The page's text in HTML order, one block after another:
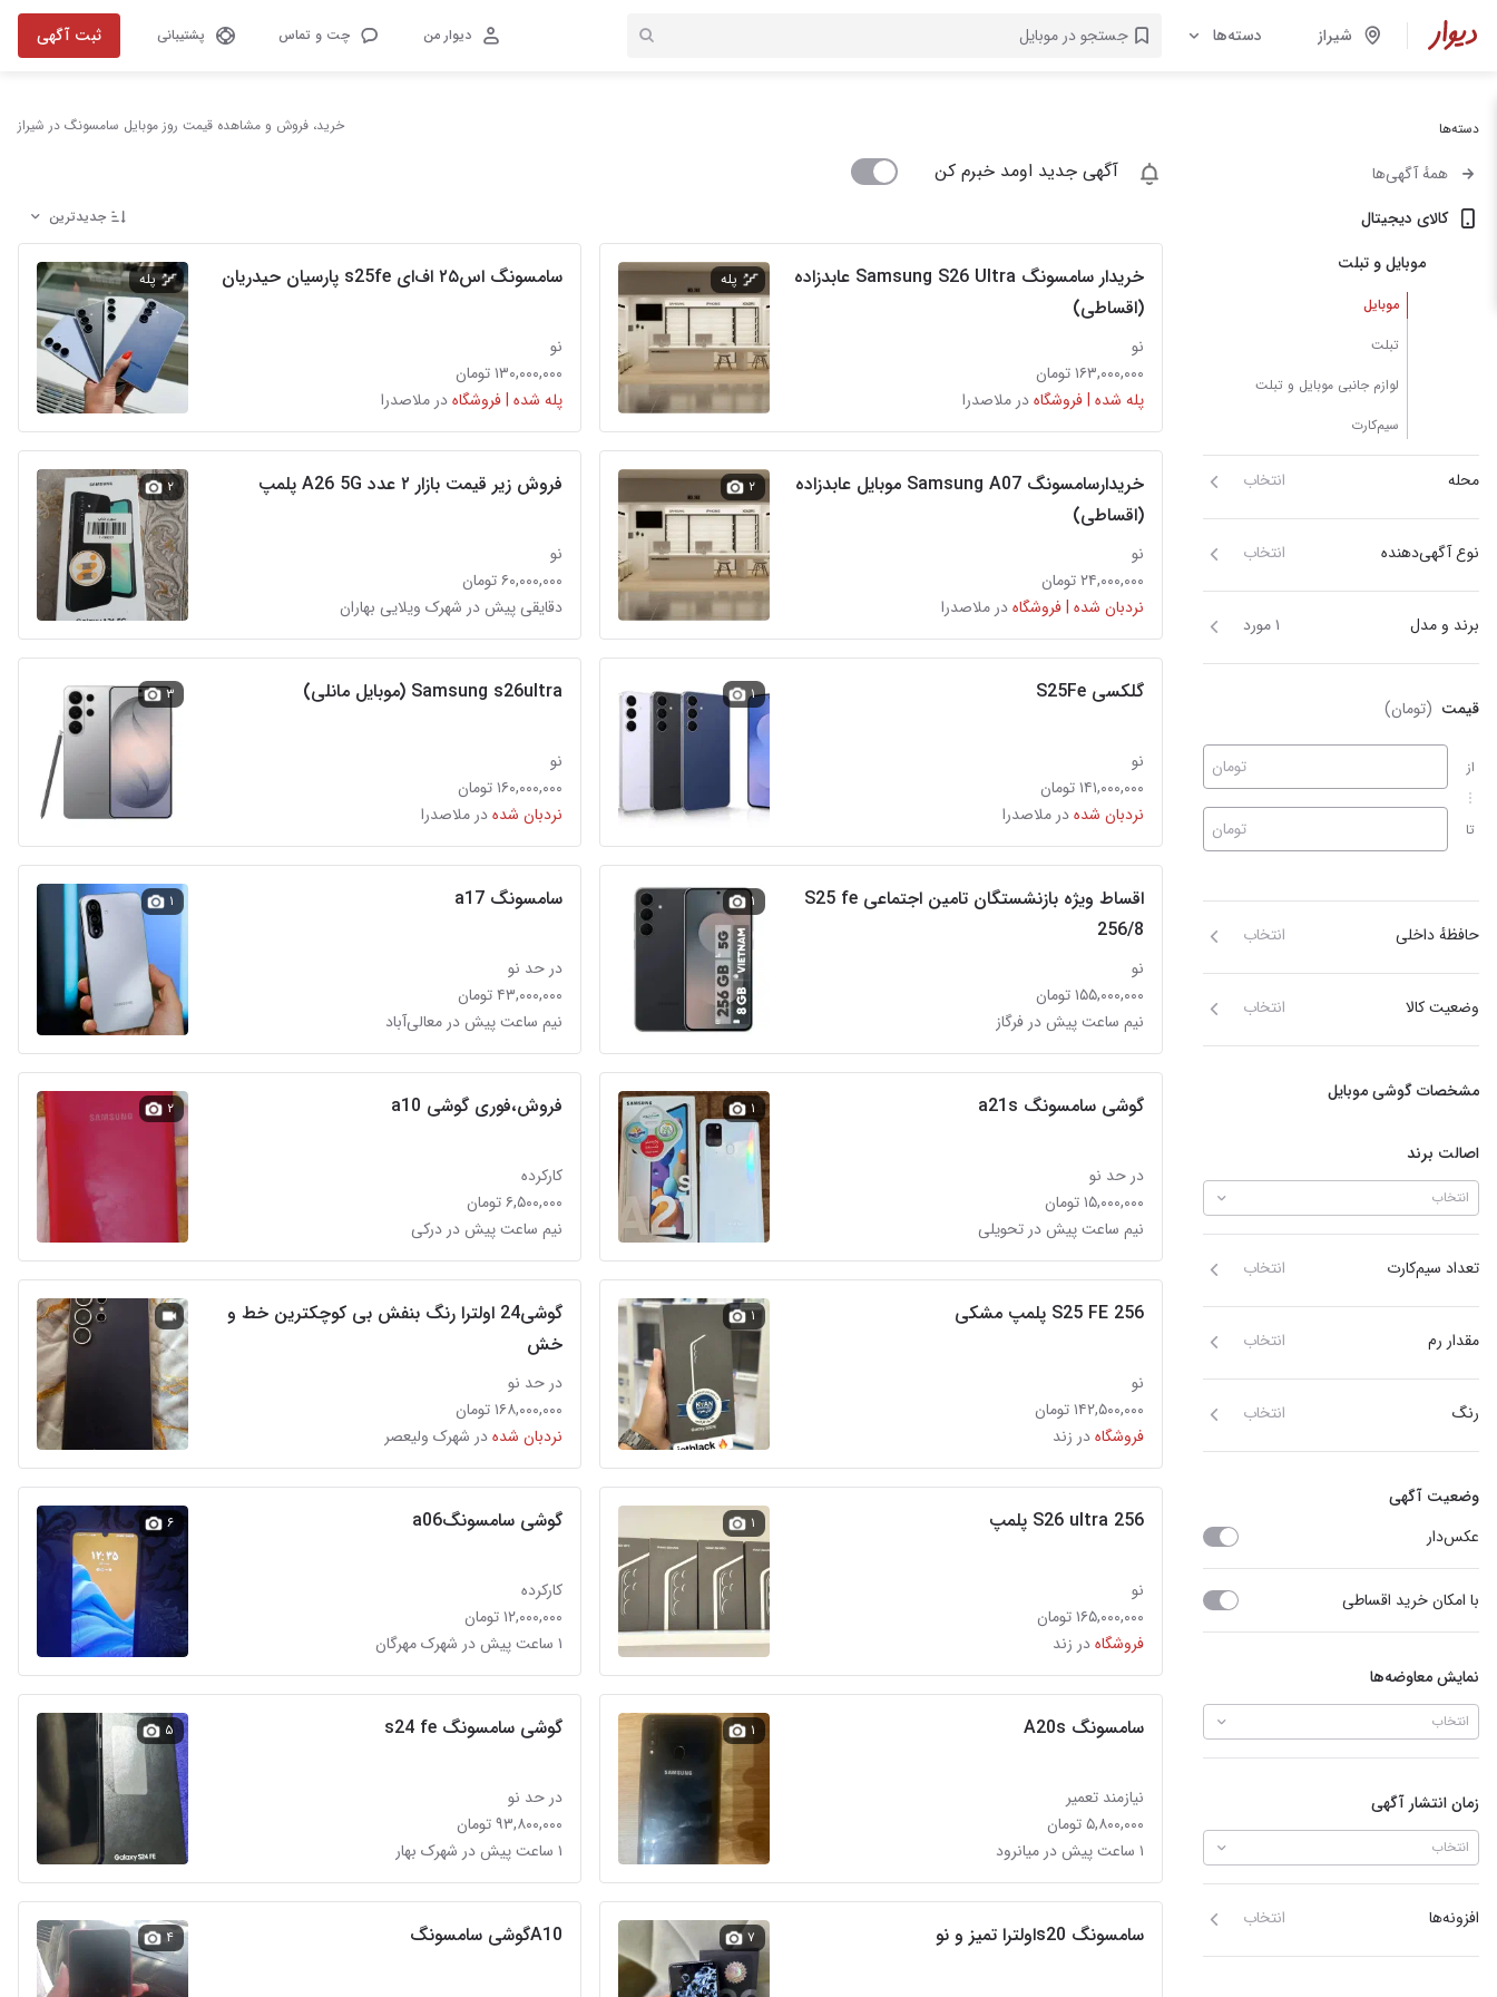
شیراز دسته‌ها دیوار من چت و تماس پشتیبانی ثبت آگهی
دسته‌ها
همهٔ آگهی‌ها
کالای دیجیتال
موبایل و تبلت
موبایل
تبلت
لوازم جانبی موبایل و تبلت
سیم‌کارت
محله انتخاب
نوع آگهی‌دهنده انتخاب
برند و مدل ۱ مورد
قیمت (تومان)
از
تا
تومان
تومان
حافظهٔ داخلی انتخاب
وضعیت کالا انتخاب
مشخصات گوشی موبایل
اصالت برند
انتخاب
تعداد سیم‌کارت انتخاب
مقدار رم انتخاب
رنگ انتخاب
وضعیت آگهی
عکس‌دار
با امکان خرید اقساطی
نمایش معاوضه‌ها
انتخاب
زمان انتشار آگهی
انتخاب
افزونه‌ها انتخاب
خرید، فروش و مشاهده قیمت روز موبایل سامسونگ در شیراز
آگهی جدید اومد خبرم کن
جدیدترین
خریدار سامسونگ Samsung S26 Ultra عابدزاده
(اقساطی)
نو
۱۶۳,۰۰۰,۰۰۰ تومان
پله شده | فروشگاهدر ملاصدرا
پله سامسونگ اس۲۵ اف‌ای s25fe پارسیان حیدریان
نو
۱۳۰,۰۰۰,۰۰۰ تومان
پله شده | فروشگاهدر ملاصدرا
پله
خریدارسامسونگ Samsung A07 موبایل عابدزاده
(اقساطی)
نو
۲۴,۰۰۰,۰۰۰ تومان
نردبان شده | فروشگاهدر ملاصدرا
۲ فروش زیر قیمت بازار ۲ عدد A26 5G پلمپ
نو
۶۰,۰۰۰,۰۰۰ تومان
دقایقی پیش در شهرک ویلایی بهاران
۲
گلکسی S25Fe
نو
۱۴۱,۰۰۰,۰۰۰ تومان
نردبان شدهدر ملاصدرا
۱ Samsung s26ultra (موبایل مانلی)
نو
۱۶۰,۰۰۰,۰۰۰ تومان
نردبان شدهدر ملاصدرا
۳
اقساط ویژه بازنشستگان تامین اجتماعی S25 fe
256/8
نو
۱۵۵,۰۰۰,۰۰۰ تومان
نیم ساعت پیش در فرگاز
۱ سامسونگ a17
در حد نو
۴۳,۰۰۰,۰۰۰ تومان
نیم ساعت پیش در معالی‌آباد
۱
گوشی سامسونگ a21s
در حد نو
۱۵,۰۰۰,۰۰۰ تومان
نیم ساعت پیش در تحویلی
۱ فروش،فوری گوشی ‌a10
کارکرده
۶,۵۰۰,۰۰۰ تومان
نیم ساعت پیش در درکی
۲
S25 FE 256 پلمپ مشکی
نو
۱۴۲,۵۰۰,۰۰۰ تومان
فروشگاهدر زند
۱
گوشی24 اولترا رنگ بنفش بی کوچکترین خط و
خش
در حد نو
۱۶۸,۰۰۰,۰۰۰ تومان
نردبان شدهدر شهرک ولیعصر
S26 ultra 256 پلمپ
نو
۱۶۵,۰۰۰,۰۰۰ تومان
فروشگاهدر زند
۱ گوشی سامسونگa06
کارکرده
۱۲,۰۰۰,۰۰۰ تومان
۱ ساعت پیش در شهرک مهرگان
۶
سامسونگ A20s
نیازمند تعمیر
۵,۸۰۰,۰۰۰ تومان
۱ ساعت پیش در میانرود
۱ گوشی سامسونگ s24 fe
در حد نو
۹۳,۸۰۰,۰۰۰ تومان
۱ ساعت پیش در شهرک بهار
۵
سامسونگ s20اولترا تمیز و نو ۷ A10گوشی سامسونگ ۴